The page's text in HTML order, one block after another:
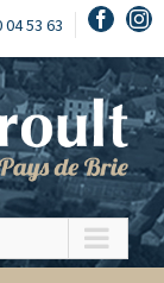
04 53 63